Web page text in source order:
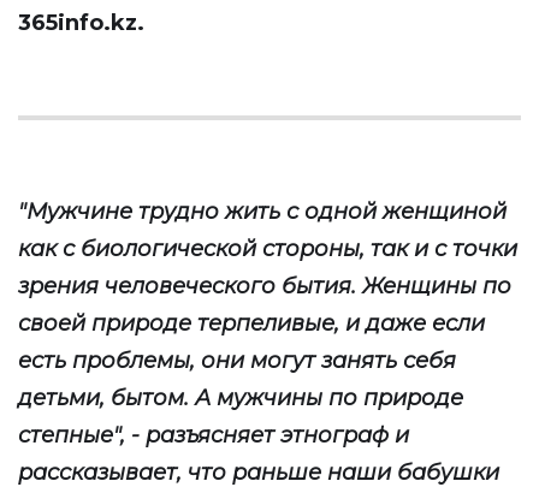
365info.kz.
"Мужчине трудно жить с одной женщиной
как с биологической стороны, так и с точки
зрения человеческого бытия. Женщины по
своей природе терпеливые, и даже если
есть проблемы, они могут занять себя
детьми, бытом. А мужчины по природе
степные", - разъясняет этнограф и
рассказывает, что раньше наши бабушки